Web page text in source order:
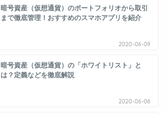
暗号資産（仮想通貨）のポートフォリオから取引
まで徹底管理！おすすめのスマホアプリを紹介
2020-06-09
暗号資産（仮想通貨）の「ホワイトリスト」と
は？定義などを徹底解説
2020-06-06